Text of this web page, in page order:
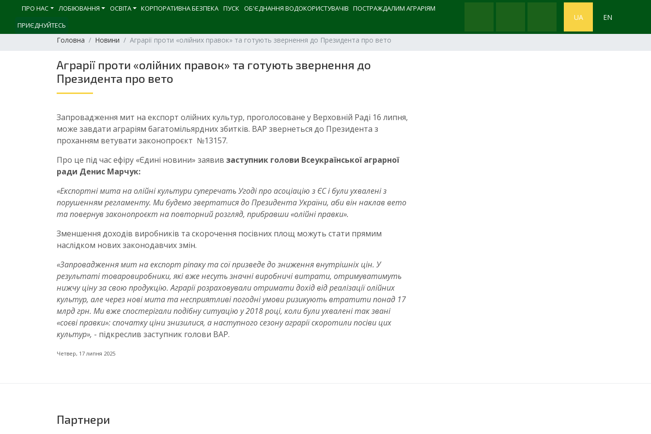
ПРО НАС ЛОБІЮВАННЯ ОСВІТА КОРПОРАТИВНА БЕЗПЕКА ПУСК ОБ'ЄДНАННЯ ВОДОКОРИСТУВАЧІВ ПОСТРАЖДАЛИМ АГРАРІЯМ
ПРИЄДНУЙТЕСЬ
UA EN
Головна Новини Аграрії проти «олійних правок» та готують звернення до Президента про вето
Аграрії проти «олійних правок» та готують звернення до
Президента про вето
Запровадження мит на експорт олійних культур, проголосоване у Верховній Раді 16 липня,
може завдати аграріям багатомільярдних збитків. ВАР звернеться до Президента з
проханням ветувати законопроєкт №13157.
Про це під час ефіру «Єдині новини» заявив заступник голови Всеукраїнської аграрної
ради Денис Марчук:
«Експортні мита на олійні культури суперечать Угоді про асоціацію з ЄС і були ухвалені з
порушенням регламенту. Ми будемо звертатися до Президента України, аби він наклав вето
та повернув законопроєкт на повторний розгляд, прибравши «олійні правки».
Зменшення доходів виробників та скорочення посівних площ можуть стати прямим
наслідком нових законодавчих змін.
«Запровадження мит на експорт ріпаку та сої призведе до зниження внутрішніх цін. У
результаті товаровиробники, які вже несуть значні виробничі витрати, отримуватимуть
нижчу ціну за свою продукцію. Аграрії розраховували отримати дохід від реалізації олійних
культур, але через нові мита та несприятливі погодні умови ризикують втратити понад 17
млрд грн. Ми вже спостерігали подібну ситуацію у 2018 році, коли були ухвалені так звані
«соєві правки»: спочатку ціни знизилися, а наступного сезону аграрії скоротили посіви цих
культур», - підкреслив заступник голови ВАР.
Четвер, 17 липня 2025
Партнери